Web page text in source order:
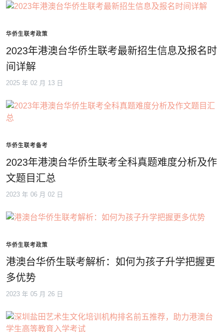
华侨生联考政策
2023年港澳台华侨生联考最新招生信息及报名时
间详解
2025 年 02 月 13 日
华侨生联考备考
2023年港澳台华侨生联考全科真题难度分析及作
文题目汇总
2023 年 06 月 02 日
华侨生联考政策
港澳台华侨生联考解析：如何为孩子升学把握更
多优势
2023 年 05 月 26 日